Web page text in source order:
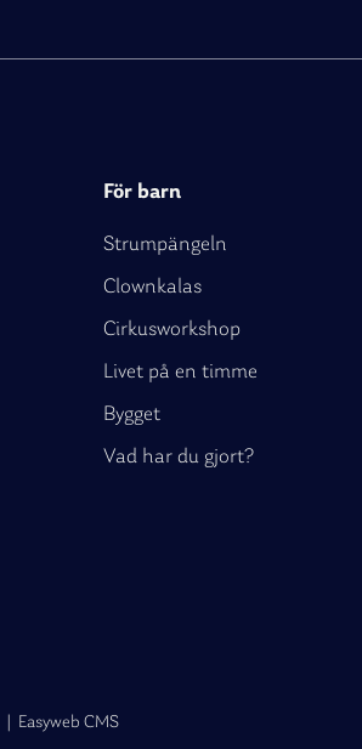
För barn
Strumpängeln
Clownkalas
Cirkusworkshop
Livet på en timme
Bygget
Vad har du gjort?
Easyweb CMS